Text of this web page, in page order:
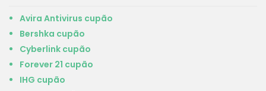
Avira Antivirus cupão
Bershka cupão
Cyberlink cupão
Forever 21 cupão
IHG cupão